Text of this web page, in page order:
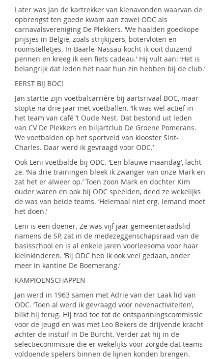
Later was Jan de kartrekker van kienavonden waarvan de
opbrengst ten goede kwam aan zowel ODC als
carnavalsvereniging De Plekkers. ‘We haalden goedkope
prijsjes in België, zoals strijkijzers, botervloten en
roomstelletjes. In Baarle-Nassau kocht ik ooit duizend
pennen en kreeg ik een fiets cadeau.’ Hij vult aan: ‘Het is
belangrijk dat leden het naar hun zin hebben bij de club.’
EERST BIJ BOC!
Jan startte zijn voetbalcarrière bij aartsrivaal BOC, maar
stopte na drie jaar met voetballen. ‘Ik was wel actief in
het team van café ’t Oude Nest. Dat bestond uit leden
van CV De Plekkers en biljartclub De Groene Pomerans.
We voetbalden op het sportveld van klooster Sint-
Charles. Daar werd ik gevraagd voor ODC.’
Ook Leni voetbalde bij ODC. ‘Een blauwe maandag’, lacht
ze. ‘Na drie trainingen bleek ik zwanger van onze Mark en
zat het er alweer op.’ Toen zoon Mark en dochter Kim
ouder waren en ook bij ODC speelden, deed ze wekelijks
de was van beide teams. ‘Helemaal niet erg. Iemand moet
het doen.’
Leni is een doener. Ze was vijf jaar gemeenteraadslid
namens de SP, zat in de medezeggenschapsraad van de
basisschool en is al enkele jaren voorleesoma voor haar
kleinkinderen. ‘Bij ODC heb ik ook veel gedaan, onder
meer in kantine De Boemerang.’
KAMPIOENSCHAPPEN
Jan werd in 1963 samen met Adrie van der Laak lid van
ODC. ‘Toen al werd ik gevraagd voor nevenactiviteiten’,
blikt hij terug. Hij trad toe tot de ontspanningscommissie
voor de jeugd en was met Leo Bekers de drijvende kracht
achter de instuif in De Burcht. Verder zat hij in de
selectiecommissie die er wekelijks voor zorgde dat teams
voldoende spelers binnen de lijnen konden brengen.